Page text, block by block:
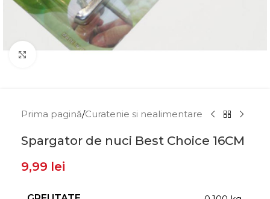
Prima pagină/Curatenie si nealimentare
Spargator de nuci Best Choice 16CM
9,99 lei